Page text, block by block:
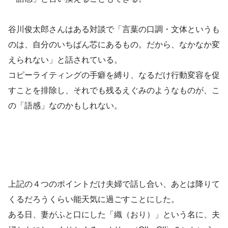
谷川俊太郎さんはある対談で「言葉の口調・文体というも
のは、自分のいちばん芯にあるもの。だから、なかなか変
えられない」と話されている。
コピーライティングの手癖を縛り、なるだけ行動変容を促
すことを排除し、それでも残るえぐみのようなものが、こ
の「語感」なのかもしれない。
上記の４つのポイントだけ夫婦で話し合い、あとは降りて
くるだろうくらい能天気に過ごすことにした。
ある日、妻がふと口にした「織（おり）」という名に、夫